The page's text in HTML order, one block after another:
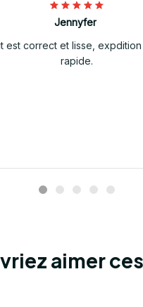
Jennyfer
est correct et lisse,
rapide.
aimer